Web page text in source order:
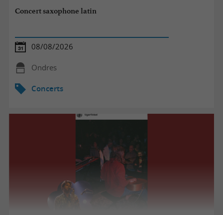
Concert saxophone latin
08/08/2026
Ondres
Concerts